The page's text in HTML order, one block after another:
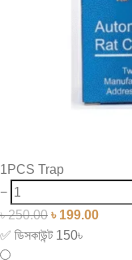
1PCS Trap
−
৳250.00 ৳ 199.00
✅ ডিসকাউন্ট 150৳